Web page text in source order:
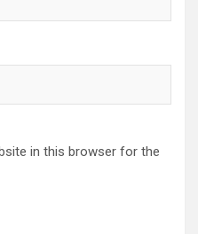
in this browser for the